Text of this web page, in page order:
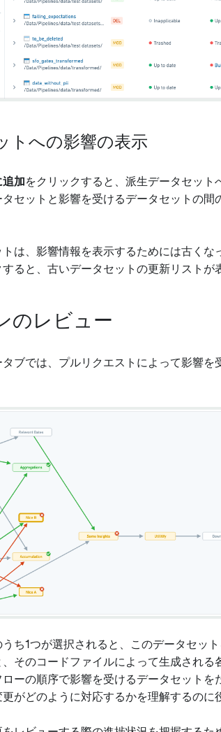
トへの影響の表示
加 をクリックすると、派生データセット
セットと影響を受けるデータセットの間
は、影響情報を表示するためには古くな
すると、古いデータセットの更新リストが
のレビュー
ブでは、プルリクエストによって影響を
ち1つが選択されると、このデータセッ
、そのコードファイルによって生成され
ーの順序で影響を受けるデータセットを
がどのように対応するかを理解するのに